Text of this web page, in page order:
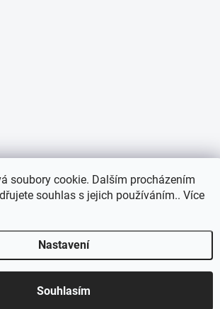
soubory cookie. Dalším procházením
souhlas s jejich používáním.. Více
Nastavení
Souhlasím
7:30 - 16:00 hod